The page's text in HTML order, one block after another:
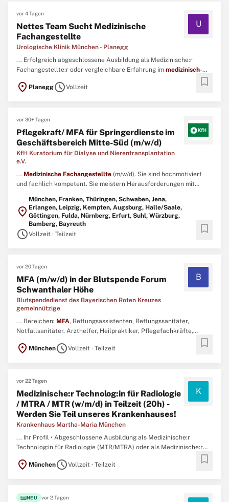
vor 4 Tagen
Nettes Team Sucht Medizinische
Fachangestellte
Urologische Klinik München - Planegg
U
... Erfolgreich abgeschlossene Ausbildung als Medizinische:r
Fachangestellte:r oder vergleichbare Erfahrung im medizinisch-
Umgang mit unseren Patient:innen gemäß unserer Philosophie\ N
location_on PlaneggscheduleVollzeit bookmark
vor 30+ Tagen
Pflegekraft/ MFA für Springerdienste im
Geschäftsbereich Mitte-Süd (m/w/d)
KfH Kuratorium für Dialyse und Nierentransplantation
e.V.
... Medizinische Fachangestellte (m/w/d). Sie sind hochmotiviert
und fachlich kompetent. Sie meistern Herausforderungen mit
Flexibilität und Mobilität zum Ausführen der Tätigkeit. ...
location_on
München, Franken, Thüringen, Schwaben, Jena,
Erlangen, Leipzig, Kempten, Augsburg, Halle/Saale,
Göttingen, Fulda, Nürnberg, Erfurt, Suhl, Würzburg,
Bamberg, Bayreuth
scheduleVollzeit · Teilzeit bookmark
vor 20 Tagen
MFA (m/w/d) in der Blutspende Forum
Schwanthaler Höhe
Blutspendedienst des Bayerischen Roten Kreuzes
gemeinnützige
B
... Bereichen: MFA, Rettungsassistenten, Rettungssanitäter,
Notfallsanitäter, Arzthelfer, Heilpraktiker, Pflegefachkräfte,
oder Podologen. ...
location_on MünchenscheduleVollzeit · Teilzeit bookmark
vor 22 Tagen
Medizinische:r Technolog:in für Radiologie
/ MTRA / MTR (w/m/d) in Teilzeit (20h) -
Werden Sie Teil unseres Krankenhauses!
Krankenhaus Martha-Maria München
K
... Ihr Profil • Abgeschlossene Ausbildung als Medizinische:r
Technolog:in für Radiologie (MTR/MTRA) oder als Medizinische:r
Berufserfahrung • Ausgeprägtes Verantwortungsbewusstsein,
location_on MünchenscheduleVollzeit · Teilzeit bookmark
fiber_newNEU vor 2 Tagen